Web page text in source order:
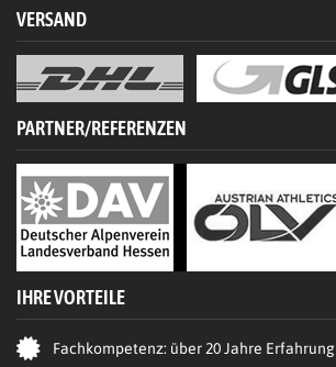
VERSAND
PARTNER/REFERENZEN
IHRE VORTEILE
Fachkompetenz: über 20 Jahre Erfahrung